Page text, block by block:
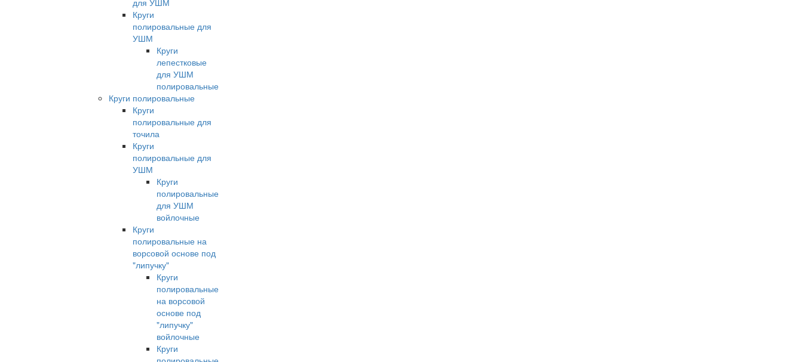
для УШМ
Круги
полировальные для
УШМ
Круги
лепестковые
для УШМ
полировальные
Круги полировальные
Круги
полировальные для
точила
Круги
полировальные для
УШМ
Круги
полировальные
для УШМ
войлочные
Круги
полировальные на
ворсовой основе под
"липучку"
Круги
полировальные
на ворсовой
основе под
"липучку"
войлочные
Круги